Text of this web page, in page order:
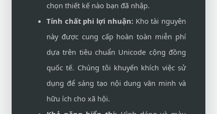
chọn thiết kế nào bạn đã nhập.
Tính chất phi lợi nhuận:Kho tài nguyên
này được cung cấp hoàn toàn miễn phí
dựa trên tiêu chuẩn Unicode cộng đồng
quốc tế. Chúng tôi khuyến khích việc sử
dụng để sáng tạo nội dung văn minh và
hữu ích cho xã hội.